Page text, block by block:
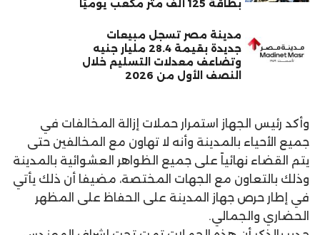
بطاقة 125 ألف متر مكعب يوميًا
مدينة مصر تسجل مبيعات
جديدة بقيمة 28.4 مليار جنيه
وتضاعف معدلات التسليم خلال
النصف الأول من 2026
وأكد رئيس الجهاز استمرار حملات إزالة المخالفات في
جميع الأحياء بالمدينة وأنه لا تهاون مع المخالفين حتى
يتم القضاء نهائياً على جميع الظواهر العشوائية بالمدينة
وذلك بالتعاون مع الجهات المختصة، مضيفا أن ذلك يأتي
في إطار حرص جهاز المدينة على الحفاظ على المظهر
الحضاري والجمالي.